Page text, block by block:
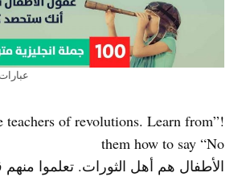
teachers of revolutions. Learn from
them how to say “No
الأطفال هم أهل الثورات. تعلموا منهم